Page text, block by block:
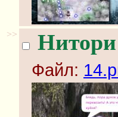
>> Нитори
Файл: